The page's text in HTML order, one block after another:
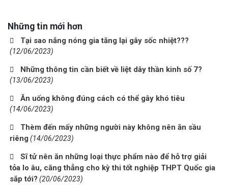
Những tin mới hơn
Tại sao nắng nóng gia tăng lại gây sốc nhiệt???
(12/06/2023)
Những thông tin cần biết về liệt dây thần kinh số 7?
(13/06/2023)
Ăn uống không đúng cách có thể gây khó tiêu
(14/06/2023)
Thèm đến mấy những người này không nên ăn sầu
riêng (14/06/2023)
Sĩ tử nên ăn những loại thực phẩm nào để hỗ trợ giải
tỏa lo âu, căng thẳng cho kỳ thi tốt nghiệp THPT Quốc gia
sắp tới? (20/06/2023)